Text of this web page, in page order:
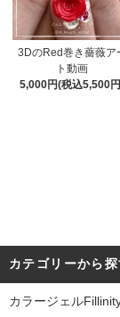
3DのRed巻き薔薇ア
ト動画
5,000円(税込5,500
カテゴリーから探
カラージェル